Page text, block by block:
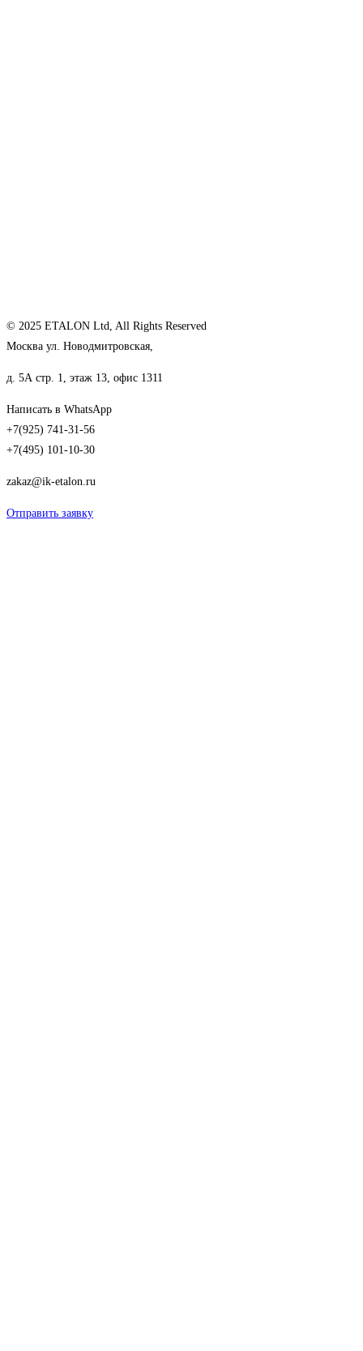
© 2025 ETALON Ltd, All Rights Reserved
Москва ул. Новодмитровская,
д. 5А стр. 1, этаж 13, офис 1311
Написать в WhatsApp
+7(925) 741-31-56
+7(495) 101-10-30
zakaz@ik-etalon.ru
Отправить заявку